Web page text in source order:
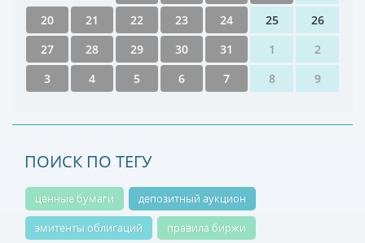
20
21 22 23 24 25
26
27
28 29 30 31 1
2
3
4 5 6 7 8 9
ПОИСК ПО ТЕГУ
ценные бумаги
депозитный аукцион
эмитенты облигаций
правила биржи